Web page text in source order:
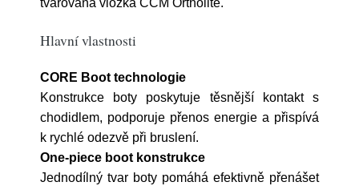
tvarovaná vložka CCM Ortholite.
Hlavní vlastnosti
CORE Boot technologie
Konstrukce boty poskytuje těsnější kontakt s
chodidlem, podporuje přenos energie a přispívá
k rychlé odezvě při bruslení.
One-piece boot konstrukce
Jednodílný tvar boty pomáhá efektivně přenášet